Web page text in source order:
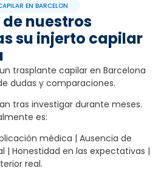
EN BARCELON
nuestros
su injerto capilar
trasplante capilar en Barcelona
dudas y comparaciones.
tras investigar durante meses.
es:
médica | Ausencia de
| Honestidad en las expectativas |
real.